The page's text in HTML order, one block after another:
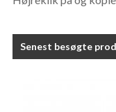
Senest besøgte